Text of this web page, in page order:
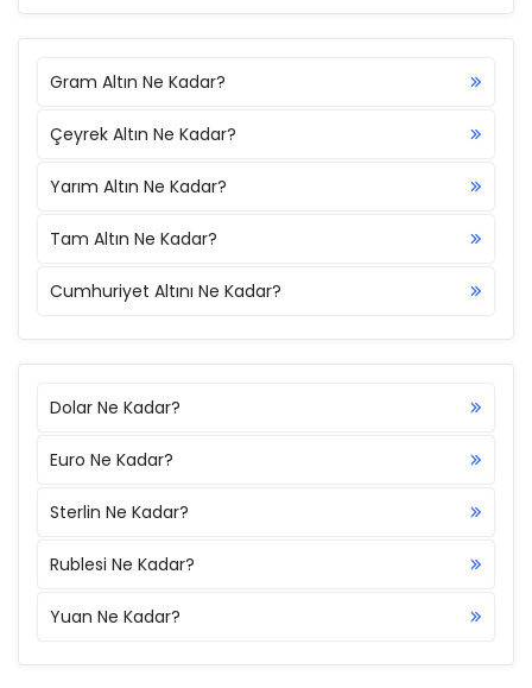
Gram Altın Ne Kadar?
Çeyrek Altın Ne Kadar?
Yarım Altın Ne Kadar?
Tam Altın Ne Kadar?
Cumhuriyet Altını Ne Kadar?
Dolar Ne Kadar?
Euro Ne Kadar?
Sterlin Ne Kadar?
Rublesi Ne Kadar?
Yuan Ne Kadar?